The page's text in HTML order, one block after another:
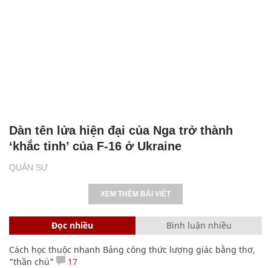
QUÂN SỰ
Dàn tên lửa hiện đại của Nga trở thành
‘khắc tinh’ của F-16 ở Ukraine
XEM THÊM BÀI VIẾT
Đọc nhiều Bình luận nhiều
Cách học thuộc nhanh Bảng công thức lượng giác bằng thơ,
"thần chú"
17